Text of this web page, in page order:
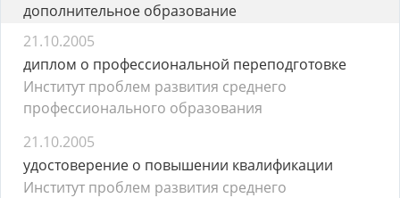
дополнительное образование
21.10.2005
диплом о профессиональной переподготовке
Институт проблем развития среднего
профессионального образования
21.10.2005
удостоверение о повышении квалификации
Институт проблем развития среднего